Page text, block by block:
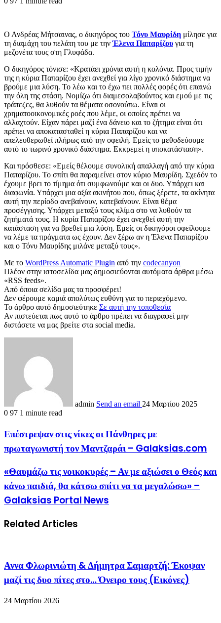
Ο Ανδρέας Μήτσαινας, ο δικηγόρος του Τόνυ Μαυρίδη μίλησε για
τη διαμάχη του πελάτη του με τηνΈλενα Παπαρίζου για τη
μεζονέτα τους στη Γλυφάδα.
Ο δικηγόρος τόνισε: «Κρατάει χρόνια αυτή η κολόνια. Προς τιμήν
της η κύρια Παπαρίζου έχει ανεχθεί για λίγο χρονικό διάστημα να
βρούμε μια λύση. Το λέω και το έχω πει πολλές φορές ότι επαινώ
την όλη της στάση. Νομίζω ότι διαμεσολαβούντος και εμού με τις
τράπεζες, θα λυθούν τα θέματα οσονούπω. Είναι οι
χρηματοοικονομικές ροές που λέμε, οι οποίες πρέπει να
αλλαχτούν. Είχαν πάρει μαζί ένα δάνειο και το ζήτημα είναι ότι
πρέπει να αποκατασταθεί η κύρια Παπαρίζου και να
απελευθερωθεί πλήρως από την οφειλή. Εμείς το μεθοδεύουμε
αυτό το τωρινό χρονικό διάστημα. Εκκρεμεί η υποκατάσταση».
Και πρόσθεσε: «Εμείς θέλουμε συνολική απαλλαγή από την κύρια
Παπαρίζου. Το σπίτι θα παραμείνει στον κύριο Μαυρίδη. Σχεδόν το
έχουμε βρει το τίμημα ότι συμφωνούμε και οι δυο. Υπάρχει και
διαφωνία. Υπάρχει μια αξία ακινήτου που, όπως ξέρετε, τα ακίνητα
αυτή την περίοδο ανεβαίνουν, κατεβαίνουν. Είναι θέμα
προσέγγισης. Υπάρχει μεταξύ τους κλίμα στο να λυθούν τα
ζητήματά τους. Η κυρία Παπαρίζου έχει ανεχθεί αυτή την
κατάσταση για να βρεθεί μια λύση. Εμείς οι δικηγόροι οφείλουμε
να λέμε τα πράγματα ως έχουν. Δεν ξέρω αν η Έλενα Παπαρίζου
και ο Τόνυ Μαυρίδης μιλάνε μεταξύ τους».
Με το WordPress Automatic Plugin από την codecanyon
Πλέον στην ιστοσελίδα μας δημοσιεύονται αυτόματα άρθρα μέσω
«RSS feeds».
Από όποια σελίδα μας τα προσφέρει!
Δεν φέρουμε καμιά απολύτως ευθύνη για το περιεχόμενο.
Το άρθρο αυτό δημοσιεύτηκε Σε αυτή την τοποθεσία
Αν πιστεύεται πως αυτό το άρθρο πρέπει να διαγραφεί μην
διστάσετε να μας βρείτε στα social media.
admin Send an email 24 Μαρτίου 2025
0 97 1 minute read
Επέστρεψαν στις νίκες οι Πάνθηρες με
πρωταγωνιστή τον Μαντζαράι – Galaksias.com
«Θαυμάζω τις νοικοκυρές – Αν με αξιώσει ο Θεός και
κάνω παιδιά, θα κάτσω σπίτι να τα μεγαλώσω» –
Galaksias Portal News
Related Articles
Αννα Φλωρινιώτη & Δήμητρα Σαμαρτζή: Έκοψαν
μαζί τις δυο πίτες στο… Όνειρο τους (Εικόνες)
24 Μαρτίου 2026